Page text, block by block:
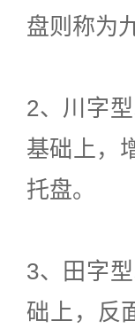
盘则称为
2、川字
基础上，
托盘。
3、田字
础上，反